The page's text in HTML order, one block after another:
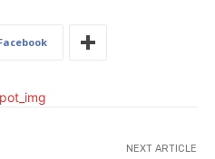
NEXT ARTICLE